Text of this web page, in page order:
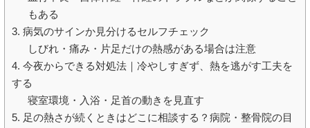
もある
3. 病気のサインか見分けるセルフチェック
しびれ・痛み・片足だけの熱感がある場合は注意
4. 今夜からできる対処法｜冷やしすぎず、熱を逃がす工夫を
する
寝室環境・入浴・足首の動きを見直す
5. 足の熱さが続くときはどこに相談する？病院・整骨院の目